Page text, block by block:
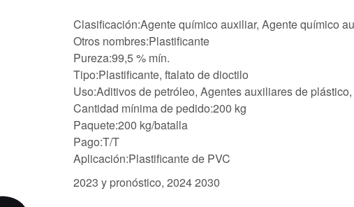
Clasificación:Agente químico auxiliar, Agente químico
Otros nombres:Plastificante
Pureza:99,5 % mín.
Tipo:Plastificante, ftalato de dioctilo
Uso:Aditivos de petróleo, Agentes auxiliares de
Cantidad mínima de pedido:200 kg
Paquete:200 kg/batalla
Pago:T/T
Aplicación:Plastificante de PVC
2023 y pronóstico, 2024 2030